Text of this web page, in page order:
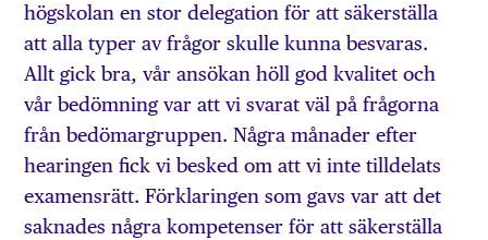
högskolan en stor delegation för att säkerställa
att alla typer av frågor skulle kunna besvaras.
Allt gick bra, vår ansökan höll god kvalitet och
vår bedömning var att vi svarat väl på frågorna
från bedömargruppen. Några månader efter
hearingen fick vi besked om att vi inte tilldelats
examensrätt. Förklaringen som gavs var att det
saknades några kompetenser för att säkerställa